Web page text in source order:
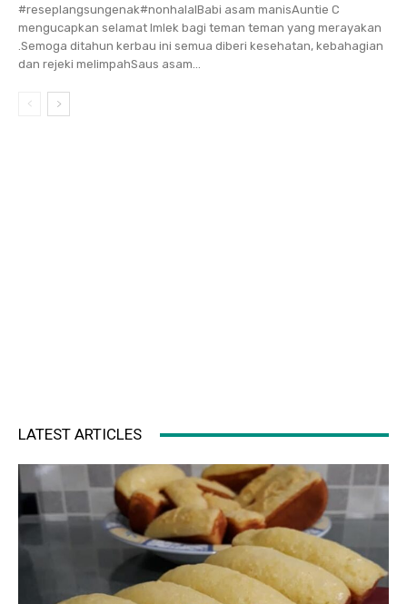
#reseplangsungenak#nonhalalBabi asam manisAuntie C
mengucapkan selamat Imlek bagi teman teman yang merayakan
.Semoga ditahun kerbau ini semua diberi kesehatan, kebahagian
dan rejeki melimpahSaus asam...
LATEST ARTICLES